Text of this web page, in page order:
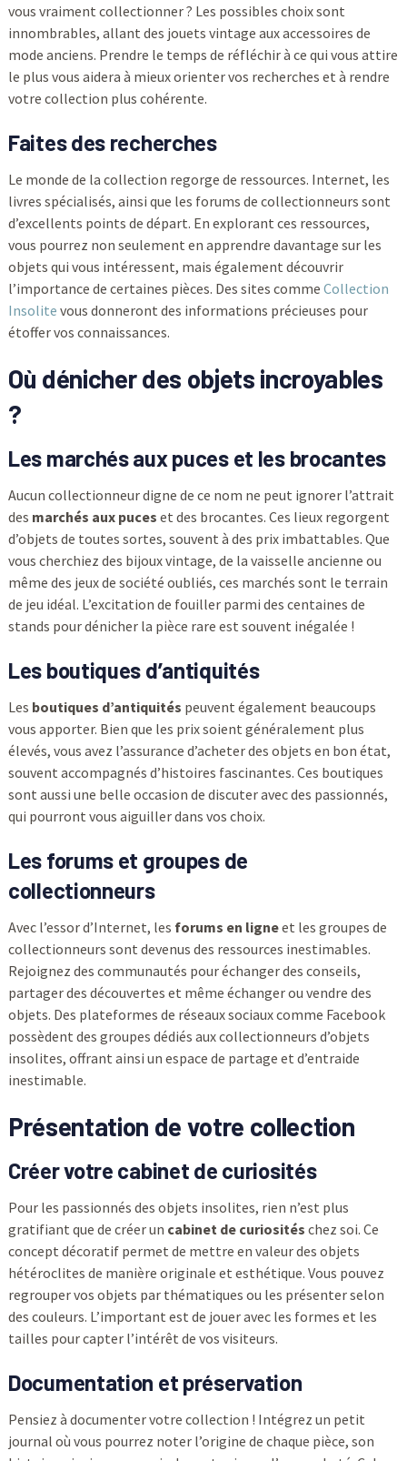
vous vraiment collectionner ? Les possibles choix sont
innombrables, allant des jouets vintage aux accessoires de
mode anciens. Prendre le temps de réfléchir à ce qui vous attire
le plus vous aidera à mieux orienter vos recherches et à rendre
votre collection plus cohérente.
Faites des recherches
Le monde de la collection regorge de ressources. Internet, les
livres spécialisés, ainsi que les forums de collectionneurs sont
d’excellents points de départ. En explorant ces ressources,
vous pourrez non seulement en apprendre davantage sur les
objets qui vous intéressent, mais également découvrir
l’importance de certaines pièces. Des sites comme Collection
Insolite vous donneront des informations précieuses pour
étoffer vos connaissances.
Où dénicher des objets incroyables
?
Les marchés aux puces et les brocantes
Aucun collectionneur digne de ce nom ne peut ignorer l’attrait
des marchés aux puces et des brocantes. Ces lieux regorgent
d’objets de toutes sortes, souvent à des prix imbattables. Que
vous cherchiez des bijoux vintage, de la vaisselle ancienne ou
même des jeux de société oubliés, ces marchés sont le terrain
de jeu idéal. L’excitation de fouiller parmi des centaines de
stands pour dénicher la pièce rare est souvent inégalée !
Les boutiques d’antiquités
Les boutiques d’antiquités peuvent également beaucoups
vous apporter. Bien que les prix soient généralement plus
élevés, vous avez l’assurance d’acheter des objets en bon état,
souvent accompagnés d’histoires fascinantes. Ces boutiques
sont aussi une belle occasion de discuter avec des passionnés,
qui pourront vous aiguiller dans vos choix.
Les forums et groupes de
collectionneurs
Avec l’essor d’Internet, les forums en ligneet les groupes de
collectionneurs sont devenus des ressources inestimables.
Rejoignez des communautés pour échanger des conseils,
partager des découvertes et même échanger ou vendre des
objets. Des plateformes de réseaux sociaux comme Facebook
possèdent des groupes dédiés aux collectionneurs d’objets
insolites, offrant ainsi un espace de partage et d’entraide
inestimable.
Présentation de votre collection
Créer votre cabinet de curiosités
Pour les passionnés des objets insolites, rien n’est plus
gratifiant que de créer un cabinet de curiosités chez soi. Ce
concept décoratif permet de mettre en valeur des objets
hétéroclites de manière originale et esthétique. Vous pouvez
regrouper vos objets par thématiques ou les présenter selon
des couleurs. L’important est de jouer avec les formes et les
tailles pour capter l’intérêt de vos visiteurs.
Documentation et préservation
Pensiez à documenter votre collection ! Intégrez un petit
journal où vous pourrez noter l’origine de chaque pièce, son